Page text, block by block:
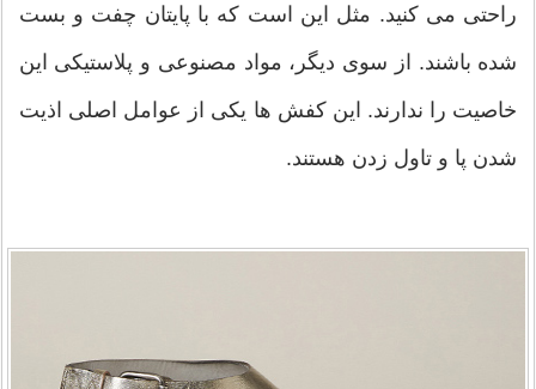
راحتی می کنید. مثل این است که با پایتان چفت و بست
شده باشند. از سوی دیگر، مواد مصنوعی و پلاستیکی این
خاصیت را ندارند. این کفش ها یکی از عوامل اصلی اذیت
شدن پا و تاول زدن هستند.